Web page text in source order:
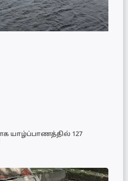
யாழ்ப்பாணத்தில் 127